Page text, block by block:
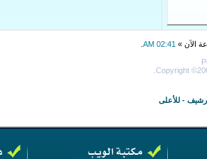
الآن » 02:41 AM
Copyright
- للأعلى